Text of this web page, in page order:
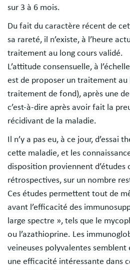
sur 3 à 6 mois.
Du fait du caractère récent de
sa rareté, il n’existe, à l’heure
traitement au long cours validé.
L’attitude consensuelle, à
est de proposer un traitement au
traitement de fond), après une
c’est-à-dire après avoir fait la
récidivant de la maladie.
Il n’y a pas eu, à ce jour, d’essai
cette maladie, et les
disposition proviennent d’études
rétrospectives, sur un nombre
Ces études permettent tout de
avant l’efficacité des
large spectre », tels que le
ou l’azathioprine. Les
veineuses polyvalentes
une efficacité intéressante dans